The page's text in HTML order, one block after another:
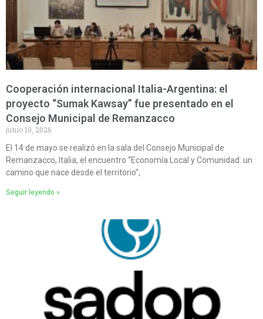
Cooperación internacional Italia-Argentina: el
proyecto “Sumak Kawsay” fue presentado en el
Consejo Municipal de Remanzacco
junio 10, 2026
El 14 de mayo se realizó en la sala del Consejo Municipal de
Remanzacco, Italia, el encuentro “Economía Local y Comunidad: un
camino que nace desde el territorio”,
Seguir leyendo »